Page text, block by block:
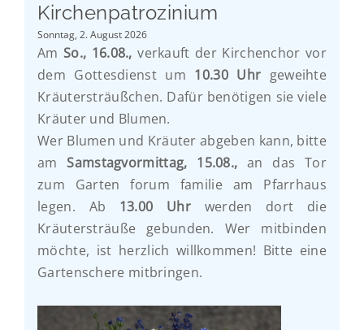
Kirchenpatrozinium
Sonntag, 2. August 2026
AmSo., 16.08.,verkauft der Kirchenchor vor
dem Gottesdienst um 10.30 Uhr geweihte
Kräutersträußchen. Dafür benötigen sie viele
Kräuter und Blumen.
Wer Blumen und Kräuter abgeben kann, bitte
amSamstagvormittag, 15.08.,an das Tor
zum Garten forum familie am Pfarrhaus
legen. Ab 13.00 Uhrwerden dort die
Kräutersträuße gebunden. Wer mitbinden
möchte, ist herzlich willkommen! Bitte eine
Gartenschere mitbringen.